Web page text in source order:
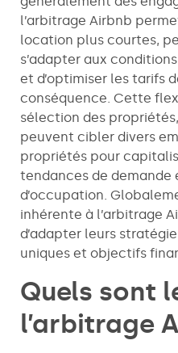
l’arbitrage Airbnb
location plus courtes,
s’adapter aux
et d’optimiser les tarifs
conséquence. Cette
sélection des
peuvent cibler divers
propriétés pour
tendances de demande
d’occupation.
inhérente à l’arbitrage
d’adapter leurs
uniques et objectifs
Quels sont
l’arbitrage